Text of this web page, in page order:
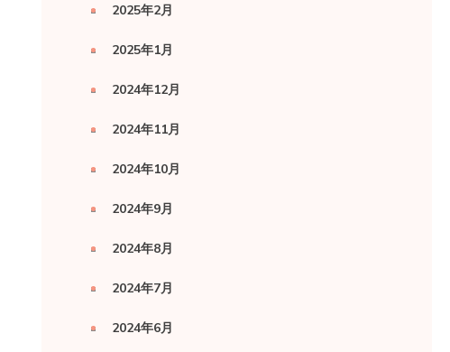
2025年2月
2025年1月
2024年12月
2024年11月
2024年10月
2024年9月
2024年8月
2024年7月
2024年6月